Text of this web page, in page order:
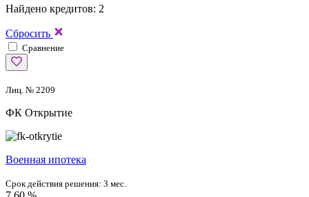
Найдено кредитов: 2
Сбросить
Сравнение
Лиц. № 2209
ФК Открытие
Военная ипотека
Срок действия решения: 3 мес.